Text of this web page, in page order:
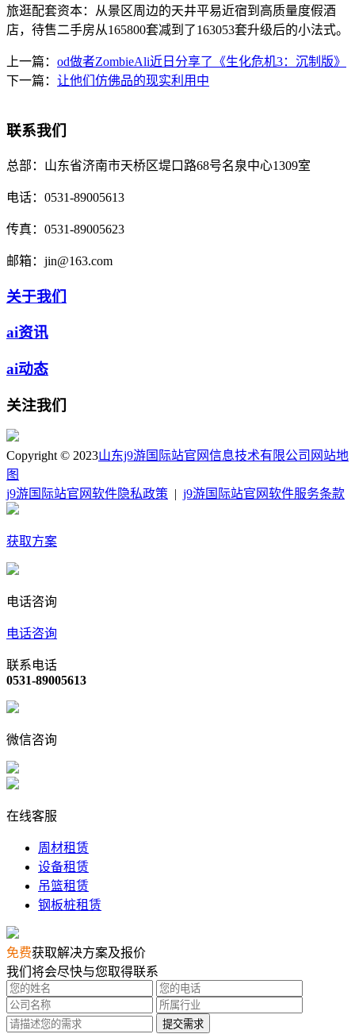
旅逛配套资本：从景区周边的天井平易近宿到高质量度假酒
店，待售二手房从165800套减到了163053套升级后的小法式。
上一篇： od做者ZombieAli近日分享了《生化危机3：沉制版》
下一篇： 让他们仿佛品的现实利用中
联系我们
总部： 山东省济南市天桥区堤口路68号名泉中心1309室
电话： 0531-89005613
传真： 0531-89005623
邮箱： jin@163.com
关于我们
ai资讯
ai动态
关注我们
Copyright © 2023山东j9游国际站官网信息技术有限公司 网站地
图
j9游国际站官网软件隐私政策
j9游国际站官网软件服务条款
获取方案
电话咨询
电话咨询
联系电话
0531-89005613
微信咨询
在线客服
周材租赁
设备租赁
吊篮租赁
钢板桩租赁
免费获取解决方案及报价
我们将会尽快与您取得联系
提交需求